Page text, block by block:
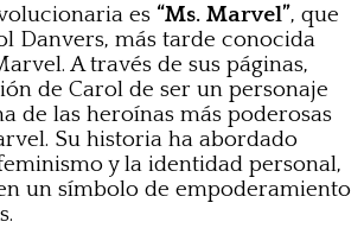
es “Ms. Marvel”, que
Danvers, más tarde conocida
A través de sus páginas,
de Carol de ser un personaje
de las heroínas más poderosas
Su historia ha abordado
y la identidad personal,
un símbolo de empoderamiento